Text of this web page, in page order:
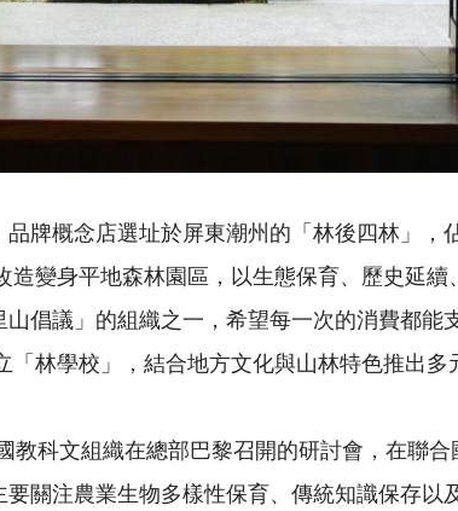
牌概念店選址於屏東潮州的「林後四林」，
造變身平地森林園區，以生態保育、歷史延續
倡議」的組織之一，希望每一次的消費都能
「林學校」，結合地方文化與山林特色推出
教科文組織在總部巴黎召開的研討會，在聯
關注農業生物多樣性保育、傳統知識保存以